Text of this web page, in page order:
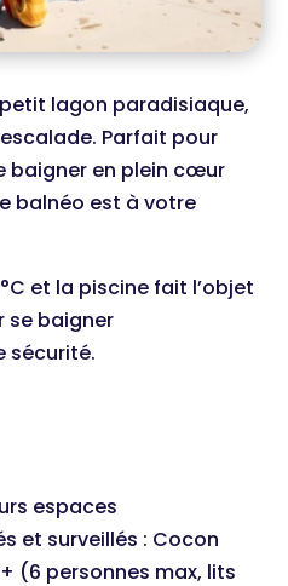
lagon paradisiaque,
Parfait pour
baigner en plein cœur
balnéo est à votre
et la piscine fait l’objet
se baigner
sécurité.
espaces
et surveillés : Cocon
(6 personnes max, lits